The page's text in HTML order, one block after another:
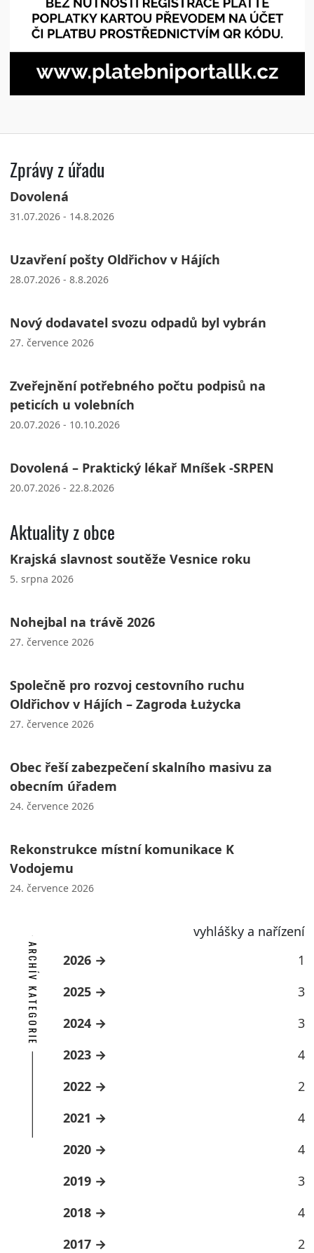
Zprávy z úřadu
Dovolená
31.07.2026 - 14.8.2026
Uzavření pošty Oldřichov v Hájích
28.07.2026 - 8.8.2026
Nový dodavatel svozu odpadů byl vybrán
27. července 2026
Zveřejnění potřebného počtu podpisů na
peticích u volebních
20.07.2026 - 10.10.2026
Dovolená – Praktický lékař Mníšek -SRPEN
20.07.2026 - 22.8.2026
Aktuality z obce
Krajská slavnost soutěže Vesnice roku
5. srpna 2026
Nohejbal na trávě 2026
27. července 2026
Společně pro rozvoj cestovního ruchu
Oldřichov v Hájích – Zagroda Łużycka
27. července 2026
Obec řeší zabezpečení skalního masivu za
obecním úřadem
24. července 2026
Rekonstrukce místní komunikace K
Vodojemu
24. července 2026
vyhlášky a nařízení
ARCHÍV KATEGORIE 2026
1
2025
3
2024
3
2023
4
2022
2
2021
4
2020
4
2019
3
2018
4
2017
2